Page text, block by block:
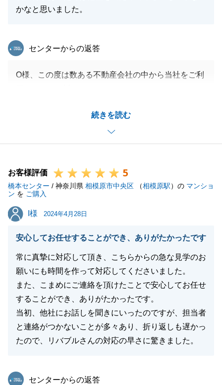
かなと思いました。
続きを読む
東急リバブル
センターからの返答
O様、この度は数ある不動産会社の中から当社をご利
い、大変申し訳ございませんでした。
物件の不備が多く、ご不安に思われる点も多かったと
は思いますが、最後までお付き合いいただきありがと
また、不動産のことでお困りごとがございましたらお
気軽にご連絡いただければと思います。
引き続きよろしくお願いいたします。
閉じる
お客様評価 5
橋本センター / 神奈川県 相模原市中央区 （相模原駅）の マンショ
ン を ご購入
I様
I様 2024年4月28日
安心してお任せすることができ、ありがたかったです
常に真摯に対応して頂き、こちらからの急な見学のお
願いにも時間を作って対応してくださいました。
また、こまめにご連絡を頂けたことで安心してお任せ
することができ、ありがたかったです。
当初、他社にお話しを聞きにいったのですが、担当者
と連絡がつかないことが多々あり、折り返しも遅かっ
たので、リバブルさんの対応の早さに驚きました。
東急リバブル
センターからの返答